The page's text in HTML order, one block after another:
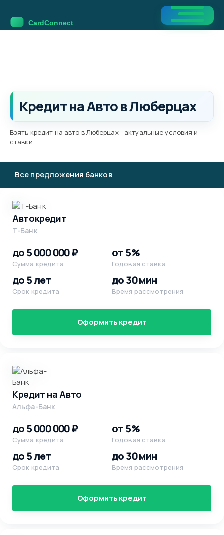
Кредит на Авто в Люберцах
Взять кредит на авто в Люберцах - актуальные условия и
ставки.
Все предложения банков
Автокредит
Т-Банк
до 5 000 000 ₽
Сумма кредита
от 5%
Годовая ставка
до 5 лет
Срок кредита
до 30 мин
Время рассмотрения
Оформить кредит
Кредит на Авто
Альфа-Банк
до 5 000 000 ₽
Сумма кредита
от 5%
Годовая ставка
до 5 лет
Срок кредита
до 30 мин
Время рассмотрения
Оформить кредит